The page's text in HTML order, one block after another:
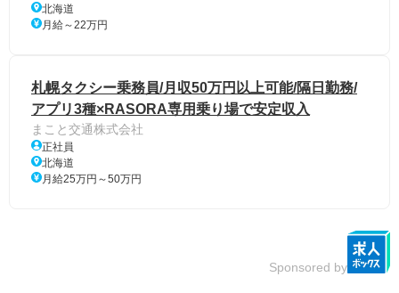
北海道
月給～22万円
札幌タクシー乗務員/月収50万円以上可能/隔日勤務/
アプリ3種×RASORA専用乗り場で安定収入
まこと交通株式会社
正社員
北海道
月給25万円～50万円
Sponsored by